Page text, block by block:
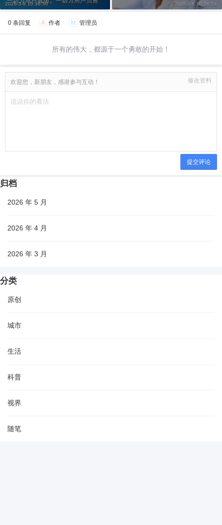
2026-3-8 10:36:50 2026-3-8 10:36:54
0 条回复 A 作者 M 管理员
所有的伟大，都源于一个勇敢的开始！
欢迎您，新朋友，感谢参与互动！ 修改资料
提交评论
归档
2026 年 5 月
2026 年 4 月
2026 年 3 月
分类
原创
城市
生活
科普
视界
随笔